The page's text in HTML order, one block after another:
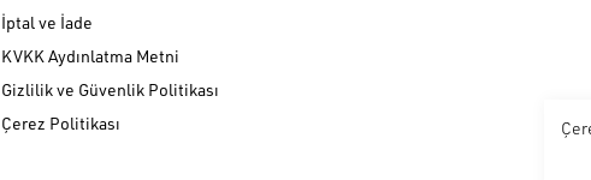
İptal ve İade
KVKK Aydınlatma Metni
Gizlilik ve Güvenlik Politikası
Çerez Politikası